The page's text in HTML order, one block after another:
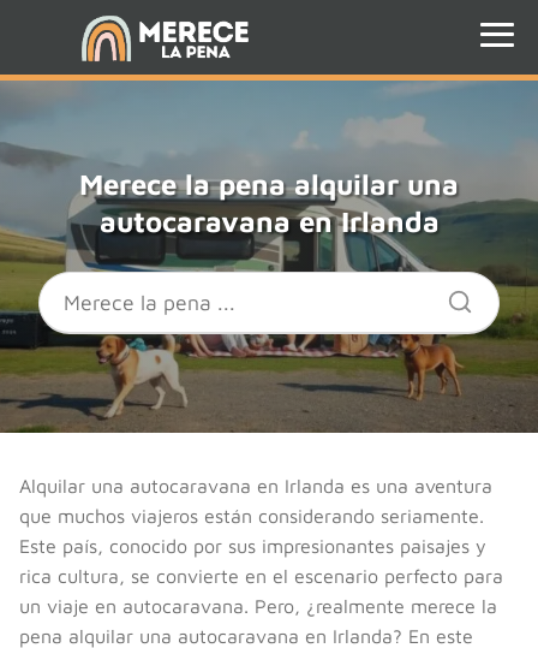
Merece la pena alquilar una
autocaravana en Irlanda
Alquilar una autocaravana en Irlanda es una aventura
que muchos viajeros están considerando seriamente.
Este país, conocido por sus impresionantes paisajes y
rica cultura, se convierte en el escenario perfecto para
un viaje en autocaravana. Pero, ¿realmente merece la
pena alquilar una autocaravana en Irlanda? En este